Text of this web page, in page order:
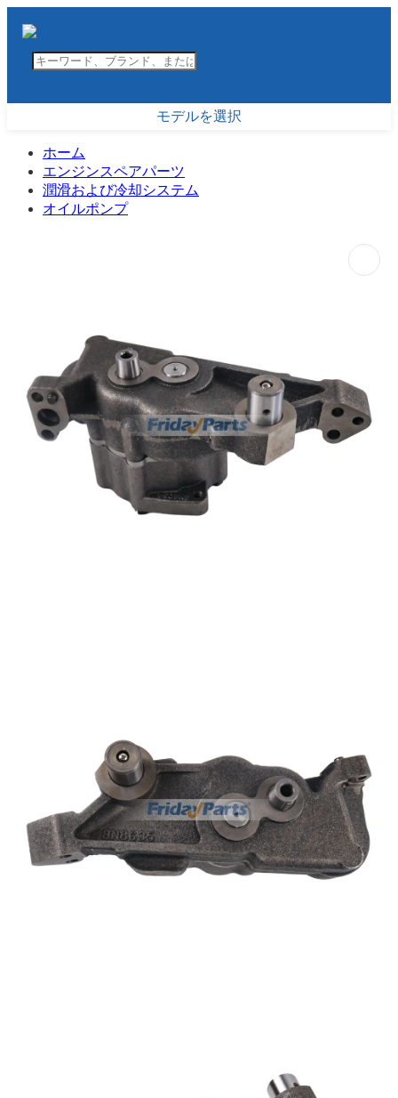
モデルを選択
ホーム
エンジンスペアパーツ
潤滑および冷却システム
オイルポンプ